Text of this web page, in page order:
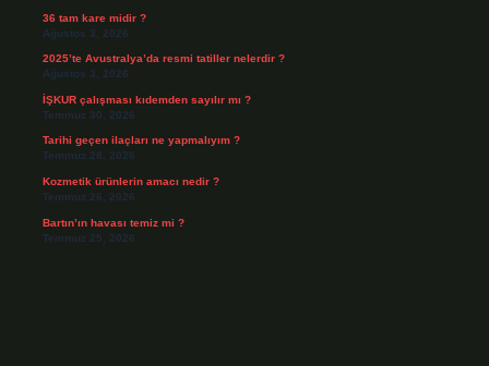
36 tam kare midir ?
Ağustos 3, 2026
2025’te Avustralya’da resmi tatiller nelerdir ?
Ağustos 3, 2026
İŞKUR çalışması kıdemden sayılır mı ?
Temmuz 30, 2026
Tarihi geçen ilaçları ne yapmalıyım ?
Temmuz 28, 2026
Kozmetik ürünlerin amacı nedir ?
Temmuz 26, 2026
Bartın’ın havası temiz mi ?
Temmuz 25, 2026